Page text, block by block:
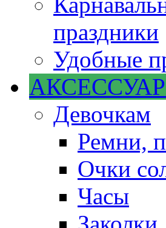
праздники
Удобные
Девочкам
Ремни,
Очки
Часы